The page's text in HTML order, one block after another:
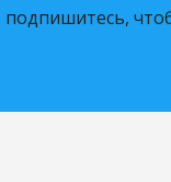
подпишитесь,